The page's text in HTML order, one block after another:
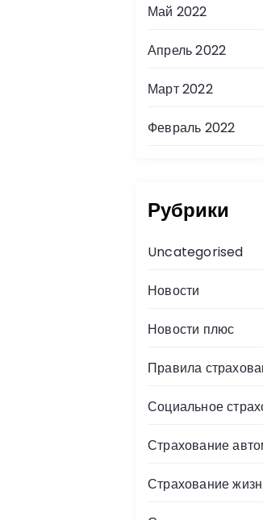
Май 2022
Апрель 2022
Март 2022
Февраль 2022
Рубрики
Uncategorised
Новости
Новости плюс
Правила
Социальное
Страхование
Страхование